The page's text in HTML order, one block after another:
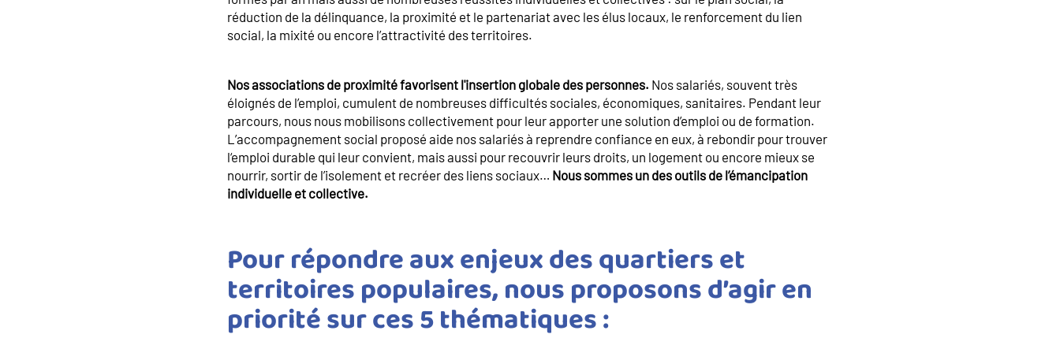
réduction de la délinquance, la proximité et le partenariat avec les élus locaux, le renforcement du lien
social, la mixité ou encore l’attractivité des territoires.
Nos associations de proximité favorisent l'insertion globale des personnes. Nos salariés, souvent très
éloignés de l’emploi, cumulent de nombreuses difficultés sociales, économiques, sanitaires. Pendant leur
parcours, nous nous mobilisons collectivement pour leur apporter une solution d’emploi ou de formation.
L’accompagnement social proposé aide nos salariés à reprendre confiance en eux, à rebondir pour trouver
l‘emploi durable qui leur convient, mais aussi pour recouvrir leurs droits, un logement ou encore mieux se
nourrir, sortir de l’isolement et recréer des liens sociaux… Nous sommes un des outils de l’émancipation
individuelle et collective.
Pour répondre aux enjeux des quartiers et
territoires populaires, nous proposons d’agir en
priorité sur ces 5 thématiques :